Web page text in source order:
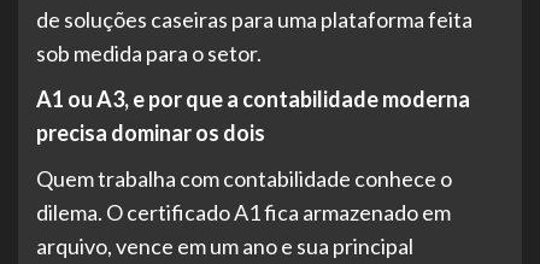
de soluções caseiras para uma plataforma feita
sob medida para o setor.
A1 ou A3, e por que a contabilidade moderna
precisa dominar os dois
Quem trabalha com contabilidade conhece o
dilema. O certificado A1 fica armazenado em
arquivo, vence em um ano e sua principal